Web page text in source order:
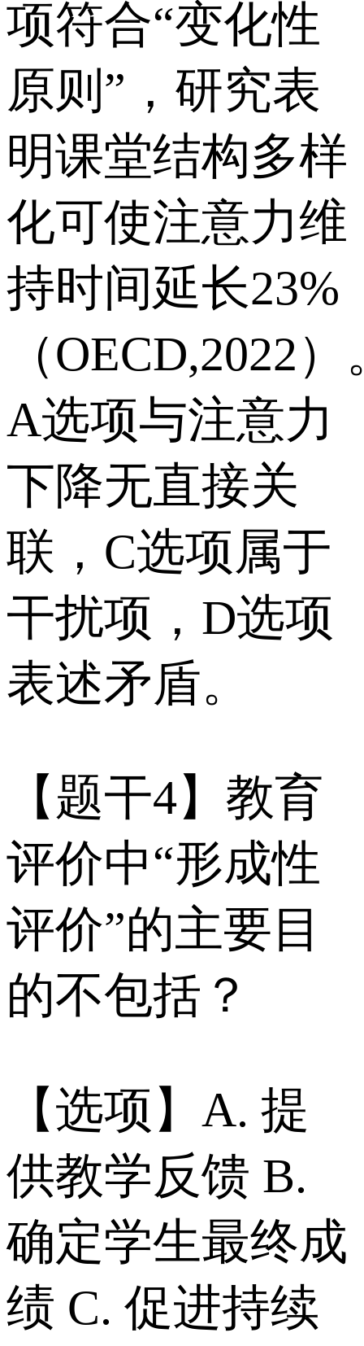
项符合“变化性
原则”，研究表
明课堂结构多样
化可使注意力维
持时间延长23%
（OECD,2022）
A选项与注意力
下降无直接关
联，C选项属于
干扰项，D选项
表述矛盾。
【题干4】教育
评价中“形成性
评价”的主要目
的不包括？
【选项】A. 提
供教学反馈 B.
确定学生最终成
绩 C. 促进持续